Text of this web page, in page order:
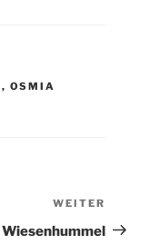
, OSMIA
Beitrag
WEITER
Wiesenhummel